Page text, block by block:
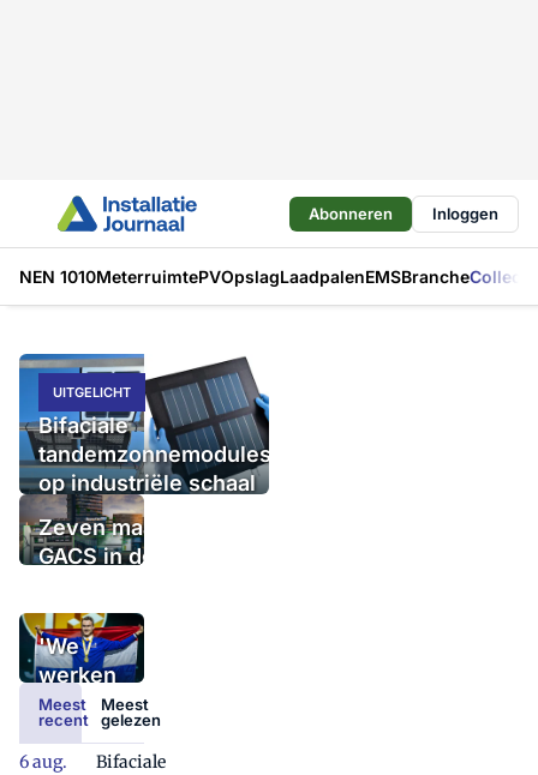
Abonneren Inloggen
NEN 1010MeterruimtePVOpslagLaadpalenEMSBranche
UITGELICHT
Bifaciale
tandemzonnemodules
op industriële schaal
te produceren
Zeven maanden
GACS in de
belangrijke
aandachtspunten
'We
werken
ons
allemaal
drie
Meest
recent
Meest
gelezen
Bifaciale